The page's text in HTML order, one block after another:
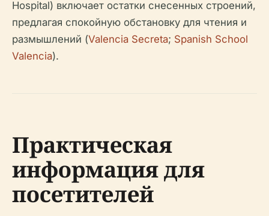
Hospital) включает остатки снесенных строений,
предлагая спокойную обстановку для чтения и
размышлений (Valencia Secreta; Spanish School
Valencia).
Практическая
информация для
посетителей